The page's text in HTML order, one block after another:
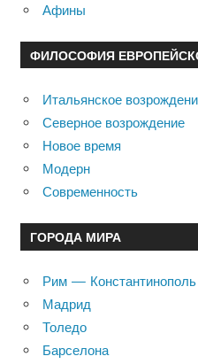
Афины
ФИЛОСОФИЯ
Итальянское
Северное возрождение
Новое время
Модерн
Современность
ГОРОДА МИРА
Рим —
Мадрид
Толедо
Барселона